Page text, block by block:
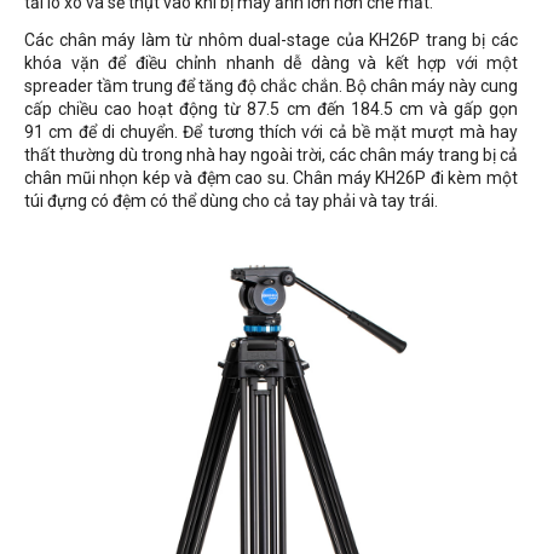
Các chân máy làm từ nhôm dual-stage của KH26P trang bị các
khóa vặn để điều chỉnh nhanh dễ dàng và kết hợp với một
spreader tầm trung để tăng độ chắc chắn. Bộ chân máy này cung
cấp chiều cao hoạt động từ87.5 cm đến 184.5 cm và gấp gọn
91cm để di chuyển. Để tương thích với cả bề mặt mượt mà hay
thất thường dù trong nhà hay ngoài trời, các chân máy trang bị cả
chân mũi nhọn kép và đệm cao su. Chân máy KH26P đi kèm một
túi đựng có đệm có thể dùng cho cả tay phải và tay trái.